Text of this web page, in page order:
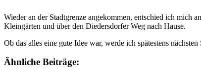
Wieder an der Stadtgrenze angekommen, entschied ich mich
Kleingärten und über den Diedersdorfer Weg nach Hause.
Ob das alles eine gute Idee war, werde ich spätestens
Ähnliche Beiträge: